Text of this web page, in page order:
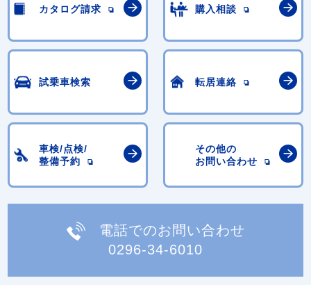
カタログ請求 購入相談
試乗車検索 転居連絡
車検/点検/
整備予約
その他の
お問い合わせ
電話でのお問い合わせ
0296-34-6010